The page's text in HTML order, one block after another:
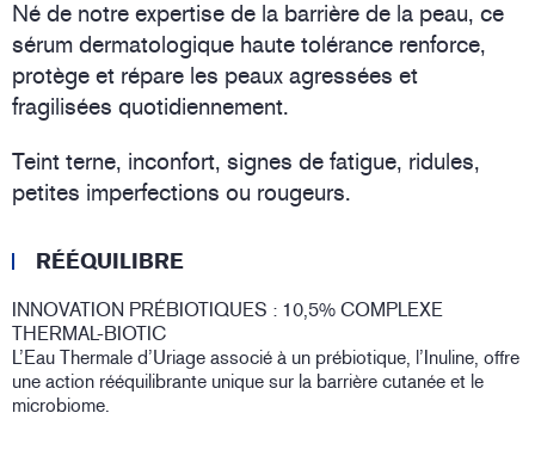
Né de notre expertise de la barrière de la peau, ce
sérum dermatologique haute tolérance renforce,
protège et répare les peaux agressées et
fragilisées quotidiennement.
Teint terne, inconfort, signes de fatigue, ridules,
petites imperfections ou rougeurs.
RÉÉQUILIBRE
INNOVATION PRÉBIOTIQUES : 10,5% COMPLEXE
THERMAL-BIOTIC
L’Eau Thermale d’Uriage associé à un prébiotique, l’Inuline, offre
une action rééquilibrante unique sur la barrière cutanée et le
microbiome.